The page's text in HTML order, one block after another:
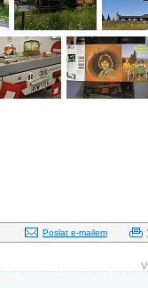
Poslat e-mailem